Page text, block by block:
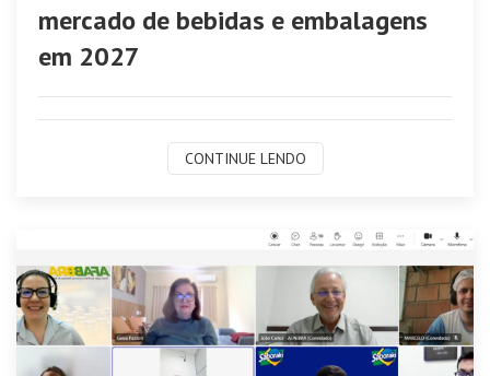
mercado de bebidas e embalagens
em 2027
CONTINUE LENDO